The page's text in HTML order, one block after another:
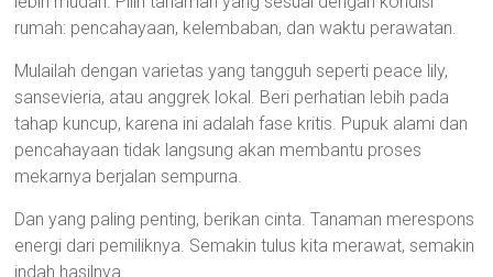
rumah: pencahayaan, kelembaban, dan waktu perawatan.
Mulailah dengan varietas yang tangguh seperti peace lily,
sansevieria, atau anggrek lokal. Beri perhatian lebih pada
tahap kuncup, karena ini adalah fase kritis. Pupuk alami dan
pencahayaan tidak langsung akan membantu proses
mekarnya berjalan sempurna.
Dan yang paling penting, berikan cinta. Tanaman merespons
energi dari pemiliknya. Semakin tulus kita merawat, semakin
indah hasilnya.